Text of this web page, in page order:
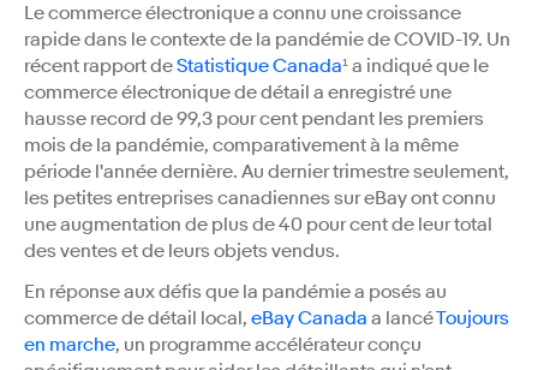
Le commerce électronique a connu une croissance
rapide dans le contexte de la pandémie de COVID-19. Un
récent rapport deStatistique Canada¹ a indiqué que le
commerce électronique de détail a enregistré une
hausse record de 99,3 pour cent pendant les premiers
mois de la pandémie, comparativement à la même
période l'année dernière. Au dernier trimestre seulement,
les petites entreprises canadiennes sur eBay ont connu
une augmentation de plus de 40 pour cent de leur total
des ventes et de leurs objets vendus.
En réponse aux défis que la pandémie a posés au
commerce de détail local, eBay Canada a lancéToujours
en marche, un programme accélérateur conçu